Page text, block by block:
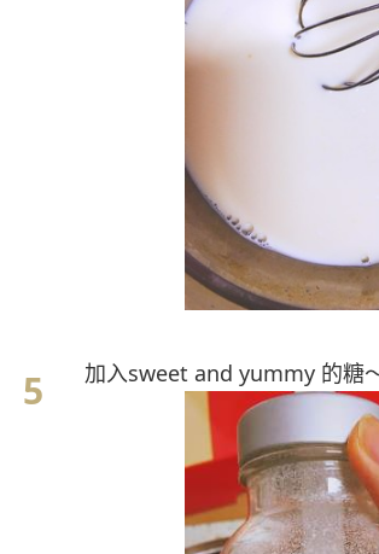
加入sweet and yummy 的糖